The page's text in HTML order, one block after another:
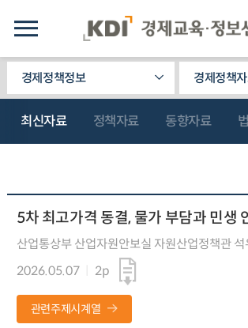
경제정책정보 경제정책
최신자료 정책자료 동향자료
5차 최고가격 동결, 물가 부담과 민생
산업통상부 산업자원안보실 자원산업정책관
2026.05.07
2p
관련주제시계열